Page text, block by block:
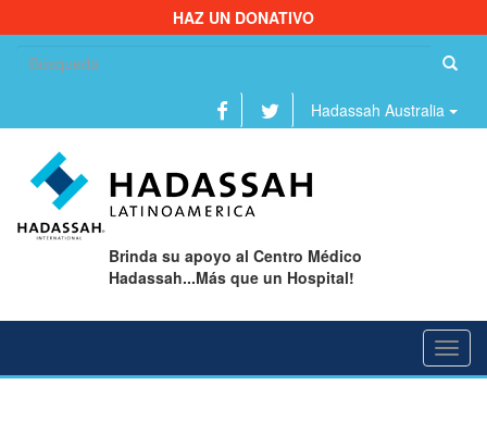
HAZ UN DONATIVO
Hadassah Australia
Brinda su apoyo al Centro Médico
Hadassah...Más que un Hospital!